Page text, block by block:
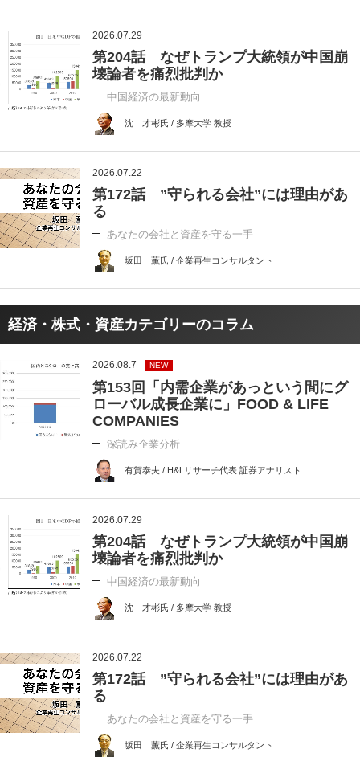
2026.07.29
第204話 なぜトランプ大統領が中国崩
壊論者を痛烈批判か
中国経済の最新動向
沈 才彬氏 / 多摩大学 教授
2026.07.22
第172話 ”守られる会社”には理由があ
る
あなたの会社と資産を守る一手
坂田 薫氏 / 企業再生コンサルタント
経済・株式・資産カテゴリーのコラム
2026.08.7 NEW
第153回「内需企業があっという間にグ
ローバル成長企業に」FOOD & LIFE
COMPANIES
深読み企業分析
有賀泰夫 / H&Lリサーチ代表 証券アナリスト
2026.07.29
第204話 なぜトランプ大統領が中国崩
壊論者を痛烈批判か
中国経済の最新動向
沈 才彬氏 / 多摩大学 教授
2026.07.22
第172話 ”守られる会社”には理由があ
る
あなたの会社と資産を守る一手
坂田 薫氏 / 企業再生コンサルタント